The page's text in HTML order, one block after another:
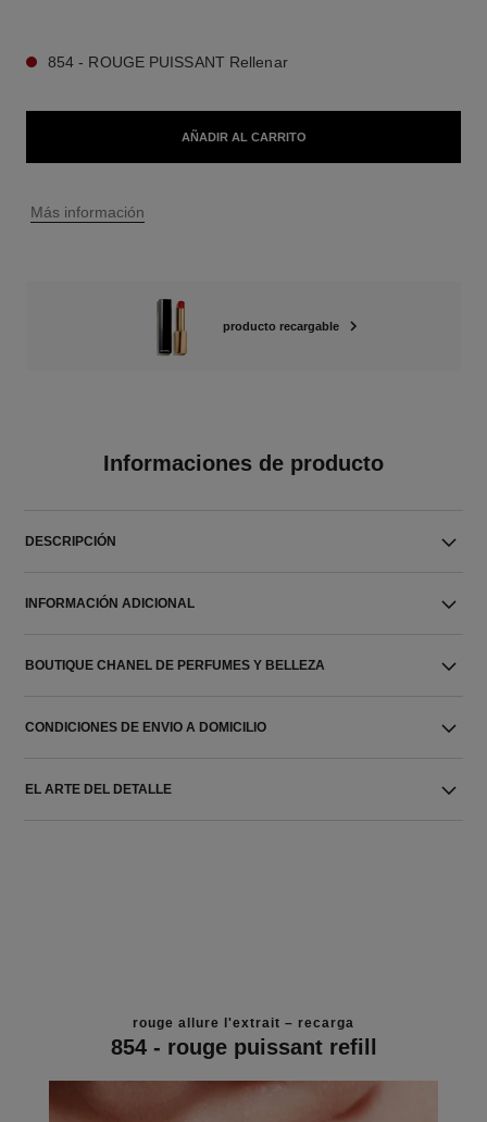
854 - ROUGE PUISSANT Rellenar
AÑADIR AL CARRITO
↩
Más información
producto recargable
Informaciones de producto
DESCRIPCIÓN
INFORMACIÓN ADICIONAL
BOUTIQUE CHANEL DE PERFUMES Y BELLEZA
CONDICIONES DE ENVIO A DOMICILIO
EL ARTE DEL DETALLE
rouge allure l'extrait – recarga
854 - rouge puissant refill